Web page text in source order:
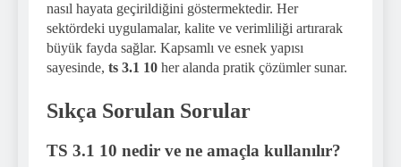
nasıl hayata geçirildiğini göstermektedir. Her
sektördeki uygulamalar, kalite ve verimliliği artırarak
büyük fayda sağlar. Kapsamlı ve esnek yapısı
sayesinde, ts 3.1 10 her alanda pratik çözümler sunar.
Sıkça Sorulan Sorular
TS 3.1 10 nedir ve ne amaçla kullanılır?